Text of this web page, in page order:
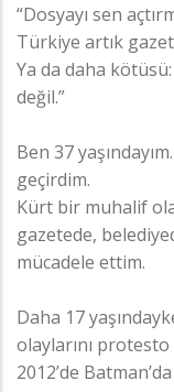
“Dosyayı sen
Türkiye artık
Ya da daha kötüsü:
değil.”
Ben 37
geçirdim.
Kürt bir muhalif
gazetede,
mücadele ettim.
Daha 17
olaylarını
2012’de